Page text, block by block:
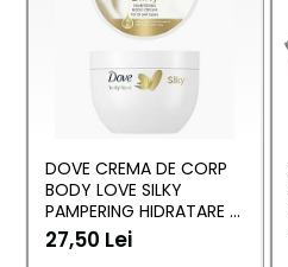
DOVE CREMA DE CORP
BODY LOVE SILKY
PAMPERING HIDRATARE &
NUTRITIE 300 ML
27,50 Lei